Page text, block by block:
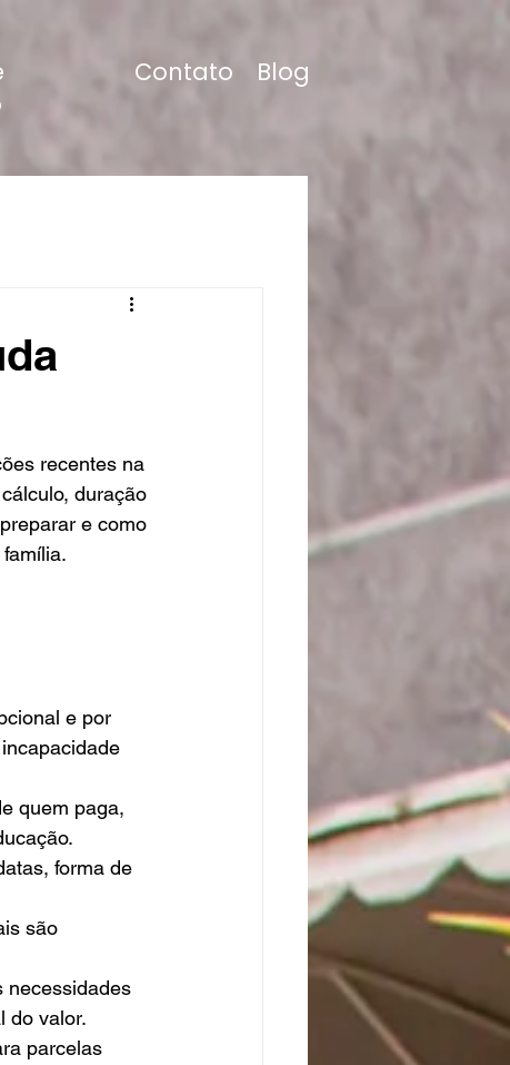
Contato Blog
recentes na
duração
e como
e por
quem paga,
forma de
são
necessidades
do valor.
parcelas